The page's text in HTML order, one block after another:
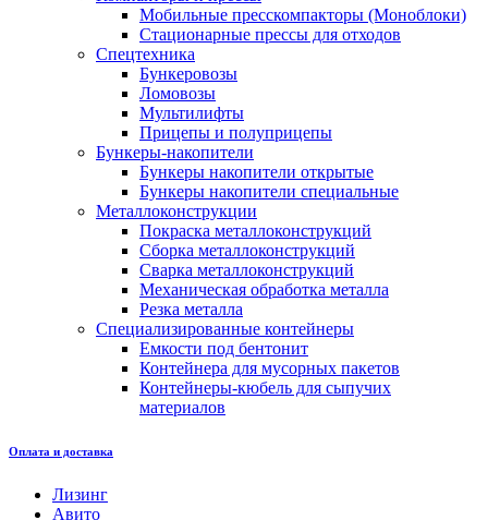
Мобильные пресскомпакторы (Моноблоки)
Стационарные прессы для отходов
Спецтехника
Бункеровозы
Ломовозы
Мультилифты
Прицепы и полуприцепы
Бункеры-накопители
Бункеры накопители открытые
Бункеры накопители специальные
Металлоконструкции
Покраска металлоконструкций
Сборка металлоконструкций
Сварка металлоконструкций
Механическая обработка металла
Резка металла
Специализированные контейнеры
Емкости под бентонит
Контейнера для мусорных пакетов
Контейнеры-кюбель для сыпучих
материалов
Оплата и доставка
Лизинг
Авито